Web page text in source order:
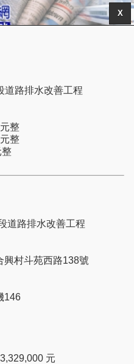
X
道路排水改善工程
元整
元整
整
道路排水改善工程
興村斗苑西路138號
146
元